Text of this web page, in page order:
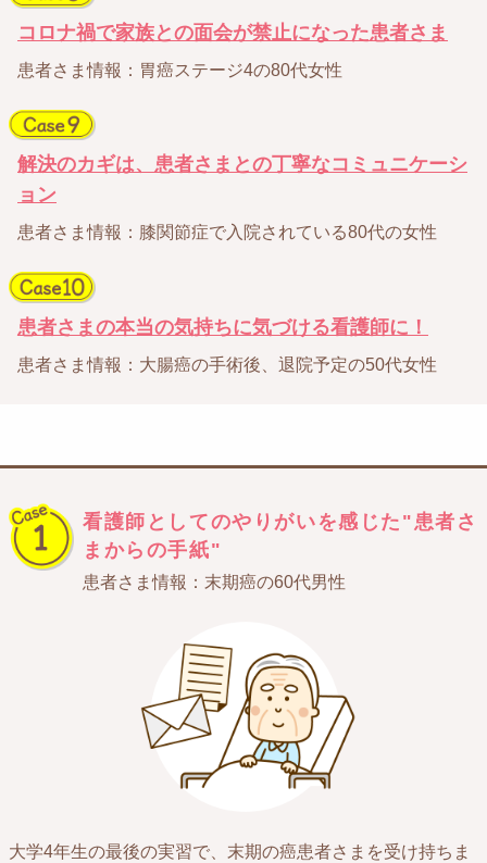
コロナ禍で家族との面会が禁止になった患者さま
患者さま情報：胃癌ステージ4の80代女性
解決のカギは、患者さまとの丁寧なコミュニケーシ
ョン
患者さま情報：膝関節症で入院されている80代の女性
患者さまの本当の気持ちに気づける看護師に！
患者さま情報：大腸癌の手術後、退院予定の50代女性
看護師としてのやりがいを感じた "患者さ
まからの手紙"
患者さま情報：末期癌の60代男性
大学4年生の最後の実習で、末期の癌患者さまを受け持ちま